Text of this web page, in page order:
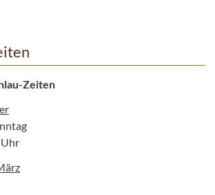
Zeiten
Uhr